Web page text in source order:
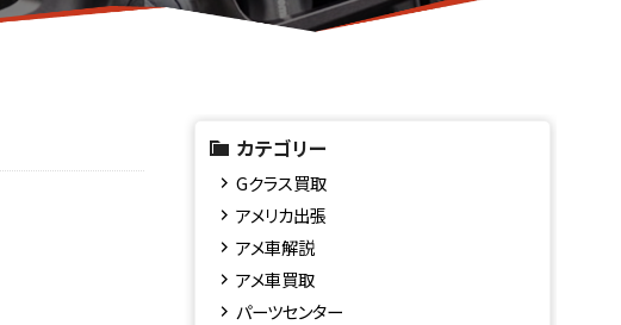
カテゴリー
Gクラス買取
アメリカ出張
アメ車解説
アメ車買取
パーツセンター